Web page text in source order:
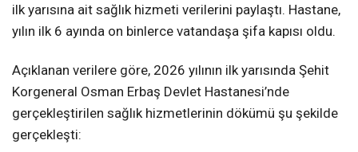
ilk yarısına ait sağlık hizmeti verilerini paylaştı. Hastane,
yılın ilk 6 ayında on binlerce vatandaşa şifa kapısı oldu.
Açıklanan verilere göre, 2026 yılının ilk yarısında Şehit
Korgeneral Osman Erbaş Devlet Hastanesi’nde
gerçekleştirilen sağlık hizmetlerinin dökümü şu şekilde
gerçekleşti: